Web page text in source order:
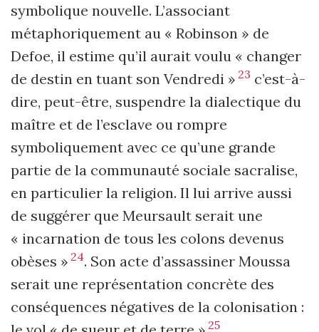
symbolique nouvelle. L’associant
métaphoriquement au « Robinson » de
Defoe, il estime qu’il aurait voulu « changer
de destin en tuant son Vendredi » 23 c’est-à-
dire, peut-être, suspendre la dialectique du
maître et de l’esclave ou rompre
symboliquement avec ce qu’une grande
partie de la communauté sociale sacralise,
en particulier la religion. Il lui arrive aussi
de suggérer que Meursault serait une
« incarnation de tous les colons devenus
obèses » 24. Son acte d’assassiner Moussa
serait une représentation concrète des
conséquences négatives de la colonisation :
25